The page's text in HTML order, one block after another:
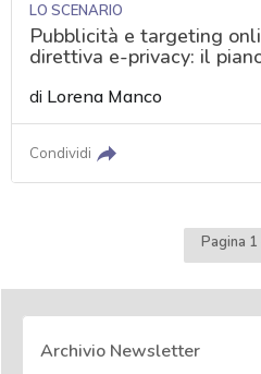
LO SCENARIO
Pubblicità e targeting
direttiva e-privacy: il
di Lorena Manco
Condividi
Pagina 1
Archivio Newsletter